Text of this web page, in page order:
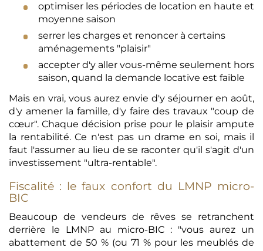
optimiser les périodes de location en haute et
moyenne saison
serrer les charges et renoncer à certains
aménagements "plaisir"
accepter d'y aller vous-même seulement hors
saison, quand la demande locative est faible
Mais en vrai, vous aurez envie d'y séjourner en août,
d'y amener la famille, d'y faire des travaux "coup de
cœur". Chaque décision prise pour le plaisir ampute
la rentabilité. Ce n'est pas un drame en soi, mais il
faut l'assumer au lieu de se raconter qu'il s'agit d'un
investissement "ultra-rentable".
Fiscalité : le faux confort du LMNP micro-
BIC
Beaucoup de vendeurs de rêves se retranchent
derrière le LMNP au micro-BIC : "vous aurez un
abattement de 50 % (ou 71 % pour les meublés de